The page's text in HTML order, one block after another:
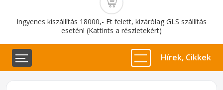
Ingyenes kiszállítás 18000,- Ft felett, kizárólag GLS szállítás
esetén! (Kattints a részletekért)
Hírek, Cikkek